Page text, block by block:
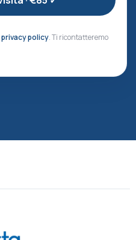
privacy policy. Ti ricontatteremo